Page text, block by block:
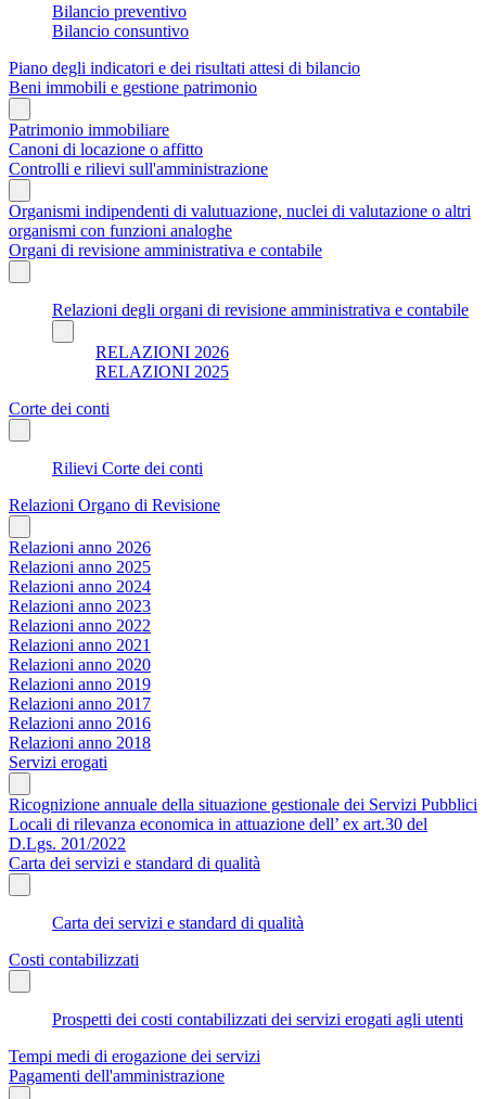
Bilancio preventivo
Bilancio consuntivo
Piano degli indicatori e dei risultati attesi di bilancio
Beni immobili e gestione patrimonio
Patrimonio immobiliare
Canoni di locazione o affitto
Controlli e rilievi sull'amministrazione
Organismi indipendenti di valutuazione, nuclei di valutazione o altri
organismi con funzioni analoghe
Organi di revisione amministrativa e contabile
Relazioni degli organi di revisione amministrativa e contabile
RELAZIONI 2026
RELAZIONI 2025
Corte dei conti
Rilievi Corte dei conti
Relazioni Organo di Revisione
Relazioni anno 2026
Relazioni anno 2025
Relazioni anno 2024
Relazioni anno 2023
Relazioni anno 2022
Relazioni anno 2021
Relazioni anno 2020
Relazioni anno 2019
Relazioni anno 2017
Relazioni anno 2016
Relazioni anno 2018
Servizi erogati
Ricognizione annuale della situazione gestionale dei Servizi Pubblici
Locali di rilevanza economica in attuazione dell’ ex art.30 del
D.Lgs. 201/2022
Carta dei servizi e standard di qualità
Carta dei servizi e standard di qualità
Costi contabilizzati
Prospetti dei costi contabilizzati dei servizi erogati agli utenti
Tempi medi di erogazione dei servizi
Pagamenti dell'amministrazione